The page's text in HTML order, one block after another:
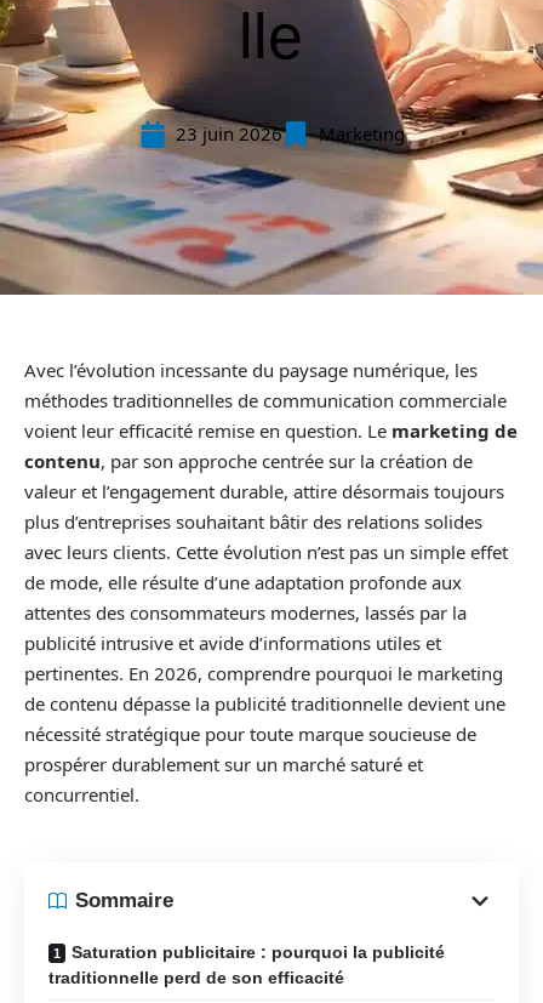
lle
23 juin 2026 Marketing
Avec l’évolution incessante du paysage numérique, les
méthodes traditionnelles de communication commerciale
voient leur efficacité remise en question. Le marketing de
contenu, par son approche centrée sur la création de
valeur et l’engagement durable, attire désormais toujours
plus d’entreprises souhaitant bâtir des relations solides
avec leurs clients. Cette évolution n’est pas un simple effet
de mode, elle résulte d’une adaptation profonde aux
attentes des consommateurs modernes, lassés par la
publicité intrusive et avide d’informations utiles et
pertinentes. En 2026, comprendre pourquoi le marketing
de contenu dépasse la publicité traditionnelle devient une
nécessité stratégique pour toute marque soucieuse de
prospérer durablement sur un marché saturé et
concurrentiel.
Sommaire
Saturation publicitaire : pourquoi la publicité
traditionnelle perd de son efficacité